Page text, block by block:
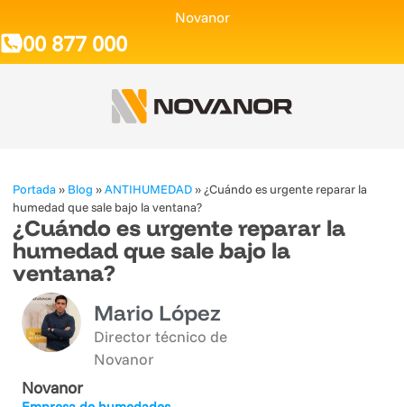
Novanor
900 877 000
Portada » Blog »ANTIHUMEDAD» ¿Cuándo es urgente reparar la
humedad que sale bajo la ventana?
¿Cuándo es urgente reparar la
humedad que sale bajo la
ventana?
Mario López
Director técnico de
Novanor
Novanor